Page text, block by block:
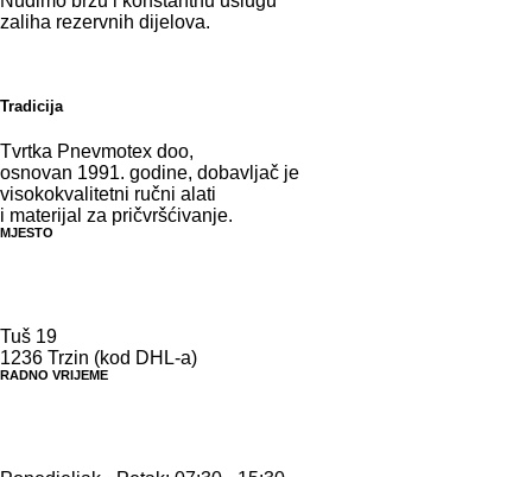
zaliha rezervnih dijelova.
Tradicija
Tvrtka Pnevmotex doo,
osnovan 1991. godine, dobavljač je
visokokvalitetni ručni alati
i materijal za pričvršćivanje.
MJESTO
Tuš 19
1236 Trzin (kod DHL-a)
RADNO VRIJEME